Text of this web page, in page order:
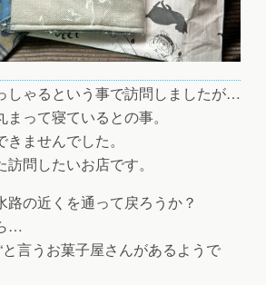
しゃるという事で訪問しましたが…
って寝ているとの事。
ませんでした。
問したいお店です。
路の近くを通って戻ろうか？
…
と言うお菓子屋さんがあるようで